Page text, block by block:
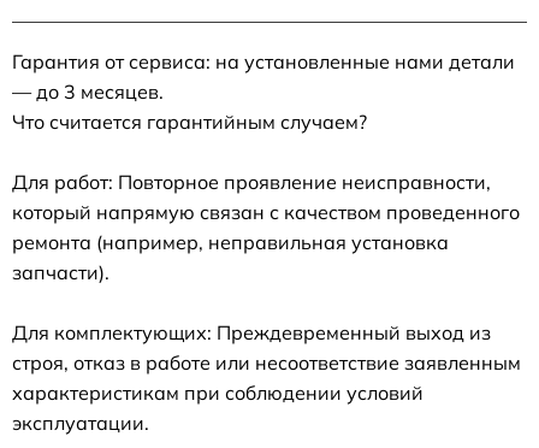
Гарантия от сервиса: на установленные нами детали
— до 3 месяцев.
Что считается гарантийным случаем?
Для работ: Повторное проявление неисправности,
который напрямую связан с качеством проведенного
ремонта (например, неправильная установка
запчасти).
Для комплектующих: Преждевременный выход из
строя, отказ в работе или несоответствие заявленным
характеристикам при соблюдении условий
эксплуатации.